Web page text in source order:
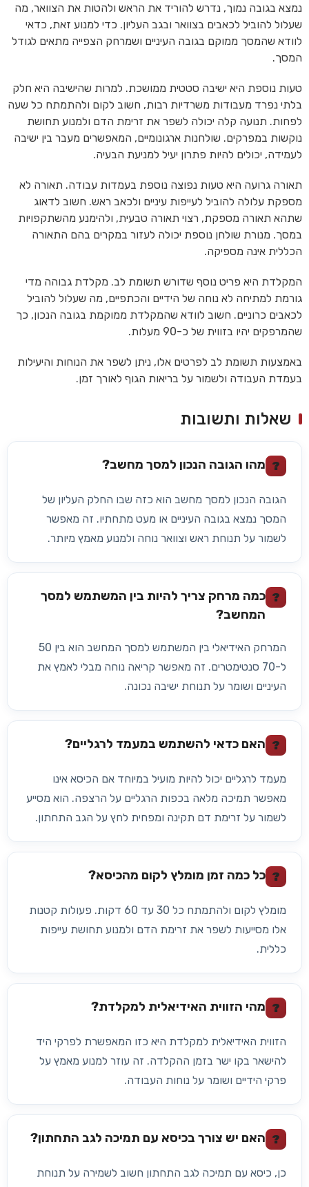
נמצא בגובה נמוך, נדרש להוריד את הראש ולהטות את הצוואר, מה
שעלול להוביל לכאבים בצוואר ובגב העליון. כדי למנוע זאת, כדאי
לוודא שהמסך ממוקם בגובה העיניים ושמרחק הצפייה מתאים לגודל
המסך.
טעות נוספת היא ישיבה סטטית ממושכת. למרות שהישיבה היא חלק
בלתי נפרד מעבודות משרדיות רבות, חשוב לקום ולהתמתח כל שעה
לפחות. תנועה קלה יכולה לשפר את זרימת הדם ולמנוע תחושת
נוקשות במפרקים. שולחנות ארגונומיים, המאפשרים מעבר בין ישיבה
לעמידה, יכולים להיות פתרון יעיל למניעת הבעיה.
תאורה גרועה היא טעות נפוצה נוספת בעמדות עבודה. תאורה לא
מספקת עלולה להוביל לעייפות עיניים ולכאב ראש. חשוב לדאוג
שתהא תאורה מספקת, רצוי תאורה טבעית, ולהימנע מהשתקפויות
במסך. מנורת שולחן נוספת יכולה לעזור במקרים בהם התאורה
הכללית אינה מספיקה.
המקלדת היא פריט נוסף שדורש תשומת לב. מקלדת גבוהה מדי
גורמת למתיחה לא נוחה של הידיים והכתפיים, מה שעלול להוביל
לכאבים כרוניים. חשוב לוודא שהמקלדת ממוקמת בגובה הנכון, כך
שהמרפקים יהיו בזווית של כ-90 מעלות.
באמצעות תשומת לב לפרטים אלו, ניתן לשפר את הנוחות והיעילות
בעמדת העבודה ולשמור על בריאות הגוף לאורך זמן.
שאלות ותשובות
? מהו הגובה הנכון למסך מחשב?
הגובה הנכון למסך מחשב הוא כזה שבו החלק העליון של
המסך נמצא בגובה העיניים או מעט מתחתיו. זה מאפשר
לשמור על תנוחת ראש וצוואר נוחה ולמנוע מאמץ מיותר.
? כמה מרחק צריך להיות בין המשתמש למסך
המחשב?
המרחק האידיאלי בין המשתמש למסך המחשב הוא בין 50
ל-70 סנטימטרים. זה מאפשר קריאה נוחה מבלי לאמץ את
העיניים ושומר על תנוחת ישיבה נכונה.
? האם כדאי להשתמש במעמד לרגליים?
מעמד לרגליים יכול להיות מועיל במיוחד אם הכיסא אינו
מאפשר תמיכה מלאה בכפות הרגליים על הרצפה. הוא מסייע
לשמור על זרימת דם תקינה ומפחית לחץ על הגב התחתון.
? כל כמה זמן מומלץ לקום מהכיסא?
מומלץ לקום ולהתמתח כל 30 עד 60 דקות. פעולות קטנות
אלו מסייעות לשפר את זרימת הדם ולמנוע תחושת עייפות
כללית.
? מהי הזווית האידיאלית למקלדת?
הזווית האידיאלית למקלדת היא כזו המאפשרת לפרקי היד
להישאר בקו ישר בזמן ההקלדה. זה עוזר למנוע מאמץ על
פרקי הידיים ושומר על נוחות העבודה.
? האם יש צורך בכיסא עם תמיכה לגב התחתון?
כן, כיסא עם תמיכה לגב התחתון חשוב לשמירה על תנוחת